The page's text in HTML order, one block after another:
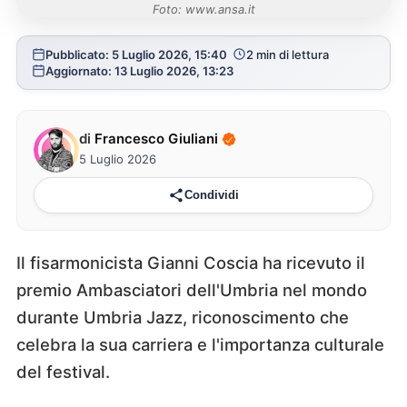
Foto: www.ansa.it
Pubblicato: 5 Luglio 2026, 15:40
2 min di lettura
Aggiornato: 13 Luglio 2026, 13:23
di Francesco Giuliani
5 Luglio 2026
Condividi
Il fisarmonicista Gianni Coscia ha ricevuto il
premio Ambasciatori dell'Umbria nel mondo
durante Umbria Jazz, riconoscimento che
celebra la sua carriera e l'importanza culturale
del festival.